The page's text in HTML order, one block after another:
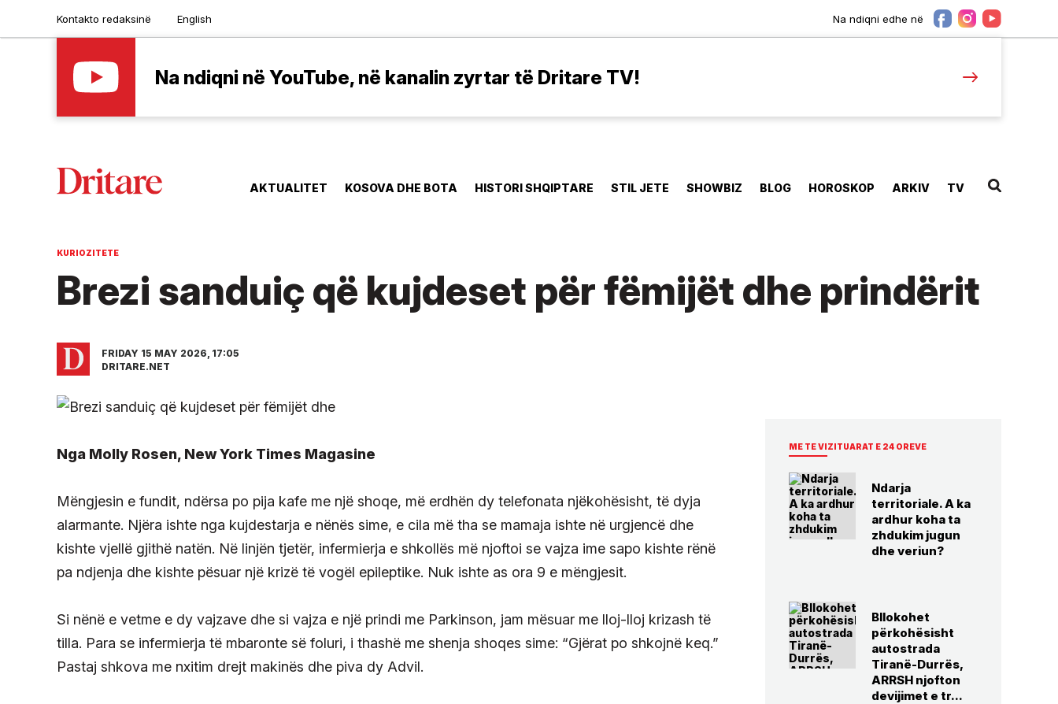
Kontakto redaksinë English Na ndiqni edhe në
Na ndiqni në YouTube, në kanalin zyrtar të Dritare TV!
AKTUALITET KOSOVA DHE BOTA HISTORI SHQIPTARE STIL JETE SHOWBIZ BLOG HOROSKOP ARKIV TV
KURIOZITETE
Brezi sanduiç që kujdeset për fëmijët dhe prindërit
FRIDAY 15 MAY 2026, 17:05
DRITARE.NET
Nga Molly Rosen, New York Times Magasine
Mëngjesin e fundit, ndërsa po pija kafe me një shoqe, më erdhën dy telefonata njëkohësisht, të dyja
alarmante. Njëra ishte nga kujdestarja e nënës sime, e cila më tha se mamaja ishte në urgjencë dhe
kishte vjellë gjithë natën. Në linjën tjetër, infermierja e shkollës më njoftoi se vajza ime sapo kishte rënë
pa ndjenja dhe kishte pësuar një krizë të vogël epileptike. Nuk ishte as ora 9 e mëngjesit.
Si nënë e vetme e dy vajzave dhe si vajza e një prindi me Parkinson, jam mësuar me lloj-lloj krizash të
tilla. Para se infermierja të mbaronte së foluri, i thashë me shenja shoqes sime: “Gjërat po shkojnë keq.”
Pastaj shkova me nxitim drejt makinës dhe piva dy Advil.
ME TE VIZITUARAT E 24 OREVE
Ndarja
territoriale. A ka
ardhur koha ta
zhdukim jugun
dhe veriun?
Bllokohet
përkohësisht
autostrada
Tiranë-Durrës,
ARRSH njofton
devijimet e tr...